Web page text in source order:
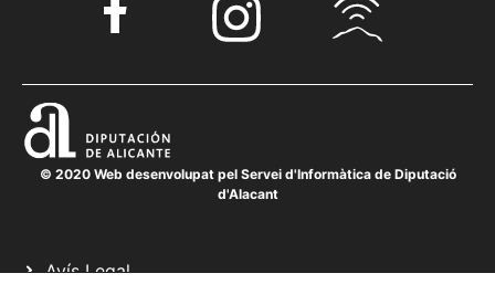
© 2020 Web desenvolupat pel Servei d'Informàtica de Diputació
d'Alacant
Avís Legal